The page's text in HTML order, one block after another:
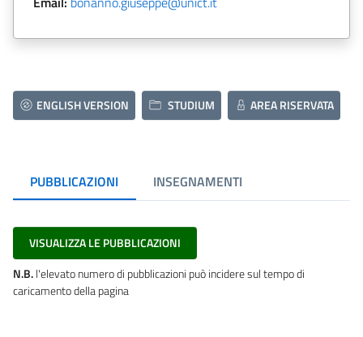
ENGLISH VERSION STUDIUM AREA RISERVATA
PUBBLICAZIONI INSEGNAMENTI
VISUALIZZA LE PUBBLICAZIONI
N.B.l'elevato numero di pubblicazioni può incidere sul tempo di
caricamento della pagina